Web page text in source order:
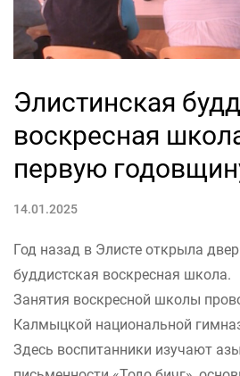
Элистинская
воскресная
первую
14.01.2025
Год назад в Элисте открыла
буддистская воскресная школа.
Занятия воскресной школы
Калмыцкой национальной
Здесь воспитанники изучают